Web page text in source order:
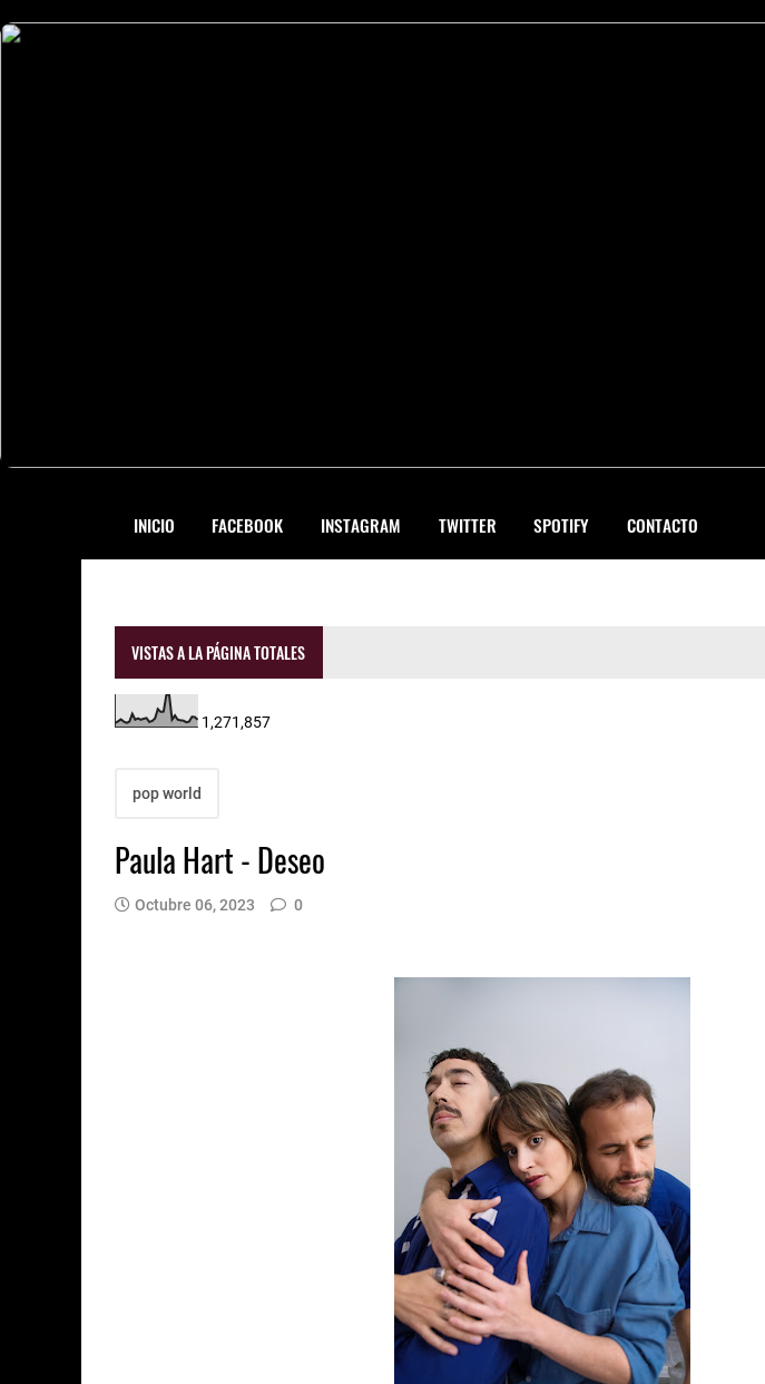
INICIO FACEBOOK INSTAGRAM TWITTER SPOTIFY CONTACTO
VISTAS A LA PÁGINA TOTALES
1,271,857
pop world
Paula Hart - Deseo
Octubre 06, 2023 0